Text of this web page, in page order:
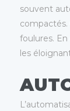
souvent
compactés.
foulures.
les